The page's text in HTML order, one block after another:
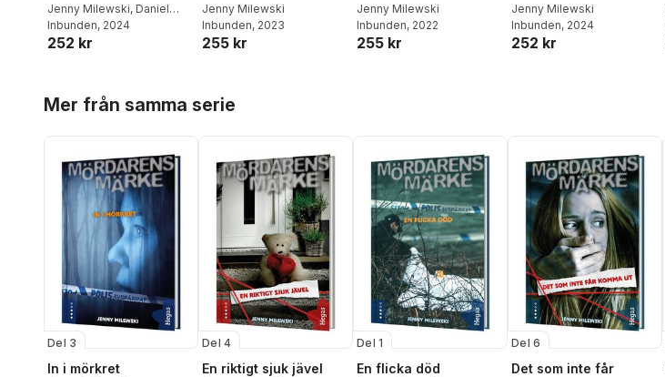
Jenny Milewski, Daniel
Hultman
Inbunden, 2024
252 kr
Jenny Milewski
Inbunden, 2023
255 kr
Jenny Milewski
Inbunden, 2022
255 kr
Jenny Milewski
Inbunden, 2024
252 kr
Mer från samma serie
Del 3
In i mörkret
Del 4
En riktigt sjuk jävel
Del 1
En flicka död
Del 6
Det som inte får